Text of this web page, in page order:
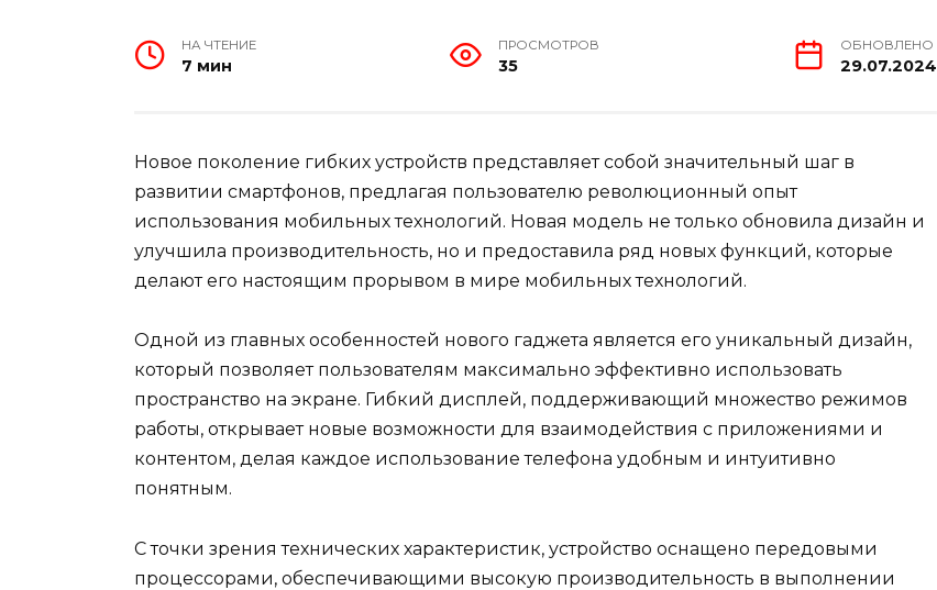
НА ЧТЕНИЕ
7 мин
ПРОСМОТРОВ
35
ОБНОВЛЕНО
29.07.2024
Новое поколение гибких устройств представляет собой значительный шаг в
развитии смартфонов, предлагая пользователю революционный опыт
использования мобильных технологий. Новая модель не только обновила дизайн и
улучшила производительность, но и предоставила ряд новых функций, которые
делают его настоящим прорывом в мире мобильных технологий.
Одной из главных особенностей нового гаджета является его уникальный дизайн,
который позволяет пользователям максимально эффективно использовать
пространство на экране. Гибкий дисплей, поддерживающий множество режимов
работы, открывает новые возможности для взаимодействия с приложениями и
контентом, делая каждое использование телефона удобным и интуитивно
понятным.
С точки зрения технических характеристик, устройство оснащено передовыми
процессорами, обеспечивающими высокую производительность в выполнении